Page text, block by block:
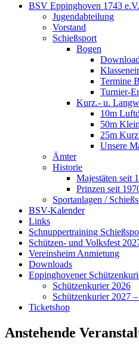
BSV Eppinghoven 1743 e.V.
Jugendabteilung
Vorstand
Schießsport
Bogen
Termine
Turnier-
Kurz.- u.
10m
50m
25m
Unsere
Ämter
Historie
Majestäten seit
Prinzen seit
Sportanlagen /
BSV-Kalender
Links
Schnuppertraining
Schützen- und Volksfest
Vereinsheim Anmietung
Downloads
Eppinghovener
Schützenkurier 2026
Schützenkurier 2027
Ticketshop
Anstehende